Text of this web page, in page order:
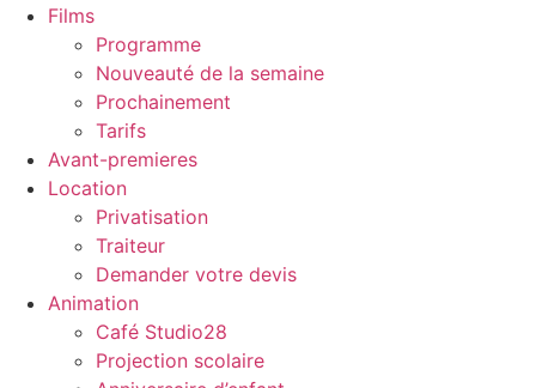
Films
Programme
Nouveauté de la semaine
Prochainement
Tarifs
Avant-premieres
Location
Privatisation
Traiteur
Demander votre devis
Animation
Café Studio28
Projection scolaire